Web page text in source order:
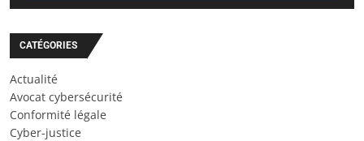
CATÉGORIES
Actualité
Avocat cybersécurité
Conformité légale
Cyber-justice